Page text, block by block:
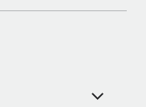
인기를 끌면서, 기업들